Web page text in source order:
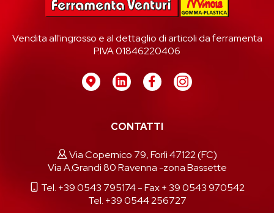
Vendita all'ingrosso e al dettaglio di articoli da ferramenta
P.IVA 01846220406
CONTATTI
Via Copernico 79, Forlì 47122 (FC)
Via A.Grandi 80 Ravenna -zona Bassette
Tel. +39 0543 795174- Fax + 39 0543 970542
Tel. +39 0544 256727